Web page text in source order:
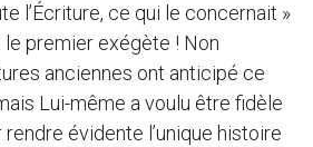
l’Écriture, ce qui le concernait »
le premier exégète ! Non
anciennes ont anticipé ce
Lui-même a voulu être fidèle
évidente l’unique histoire